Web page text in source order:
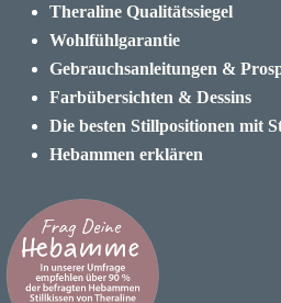
Theraline Qualitätssiegel
Wohlfühlgarantie
Gebrauchsanleitungen &
Farbübersichten & Dessins
Die besten Stillpositionen mit
Hebammen erklären